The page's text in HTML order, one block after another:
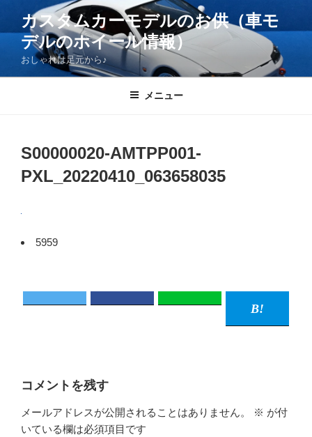
ツ
カスタムカーモデルのお供（車モ
デルのホイール情報）
おしゃれは足元から♪
メニュー
S00000020-AMTPP001-
PXL_20220410_063658035
5959
コメントを残す
メールアドレスが公開されることはありません。 ※ が付
いている欄は必須項目です